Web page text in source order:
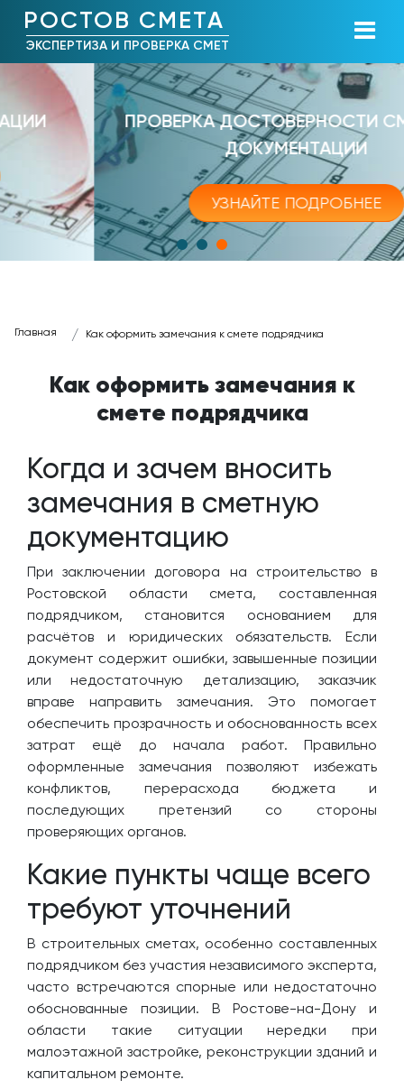
РОСТОВ СМЕТА
ЭКСПЕРТИЗА И ПРОВЕРКА СМЕТ
ПРОВЕРКА ДОСТОВЕРНОСТИ СМЕТНОЙ
ДОКУМЕНТАЦИИ
УЗНАЙТЕ ПОДРОБНЕЕ
Главная Как оформить замечания к смете подрядчика
Как оформить замечания к
смете подрядчика
Когда и зачем вносить
замечания в сметную
документацию
При заключении договора на строительство в
Ростовской области смета, составленная
подрядчиком, становится основанием для
расчётов и юридических обязательств. Если
документ содержит ошибки, завышенные позиции
или недостаточную детализацию, заказчик
вправе направить замечания. Это помогает
обеспечить прозрачность и обоснованность всех
затрат ещё до начала работ. Правильно
оформленные замечания позволяют избежать
конфликтов, перерасхода бюджета и
последующих претензий со стороны
проверяющих органов.
Какие пункты чаще всего
требуют уточнений
В строительных сметах, особенно составленных
подрядчиком без участия независимого эксперта,
часто встречаются спорные или недостаточно
обоснованные позиции. В Ростове-на-Дону и
области такие ситуации нередки при
малоэтажной застройке, реконструкции зданий и
капитальном ремонте.